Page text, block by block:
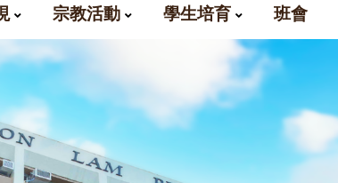
宗教活動 學生培育 班會